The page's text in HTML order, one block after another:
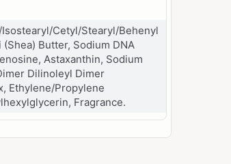
Cetyl/Stearyl/Behenyl
Butter, Sodium DNA
Astaxanthin, Sodium
Dilinoleyl Dimer
Ethylene/Propylene
Fragrance.